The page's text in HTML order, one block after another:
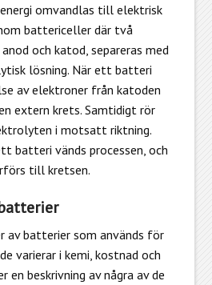
omvandlas till elektrisk
battericeller där två
och katod, separeras med
lösning. När ett batteri
av elektroner från katoden
extern krets. Samtidigt rör
i motsatt riktning.
batteri vänds processen, och
till kretsen.
av batterier som används för
varierar i kemi, kostnad och
en beskrivning av några av de